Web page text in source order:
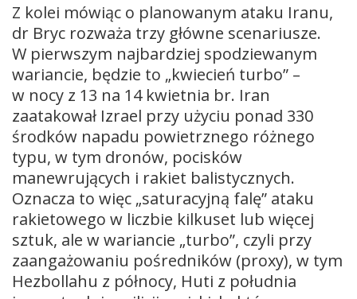
Z kolei mówiąc o planowanym ataku Iranu,
dr Bryc rozważa trzy główne scenariusze.
W pierwszym najbardziej spodziewanym
wariancie, będzie to „kwiecień turbo” –
w nocy z 13 na 14 kwietnia br. Iran
zaatakował Izrael przy użyciu ponad 330
środków napadu powietrznego różnego
typu, w tym dronów, pocisków
manewrujących i rakiet balistycznych.
Oznacza to więc „saturacyjną falę” ataku
rakietowego w liczbie kilkuset lub więcej
sztuk, ale w wariancie „turbo”, czyli przy
zaangażowaniu pośredników (proxy), w tym
Hezbollahu z północy, Huti z południa